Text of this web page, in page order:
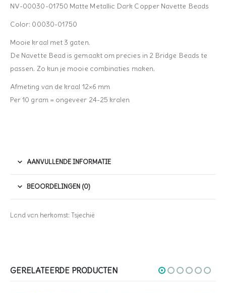
NV-00030-01750 Matte Metallic Dark Copper Navette Beads
Color: 00030-01750
Mooie kraal met 3 gaten.
De Navette Bead is gemaakt om precies in 2 Bridge Beads te
passen. Zo kun je mooie combinaties maken.
Afmeting van de kraal 12×6 mm
Per 10 gram = ongeveer 24-25 kralen
AANVULLENDE INFORMATIE
BEOORDELINGEN (0)
Land van herkomst: Tsjechië
GERELATEERDE PRODUCTEN